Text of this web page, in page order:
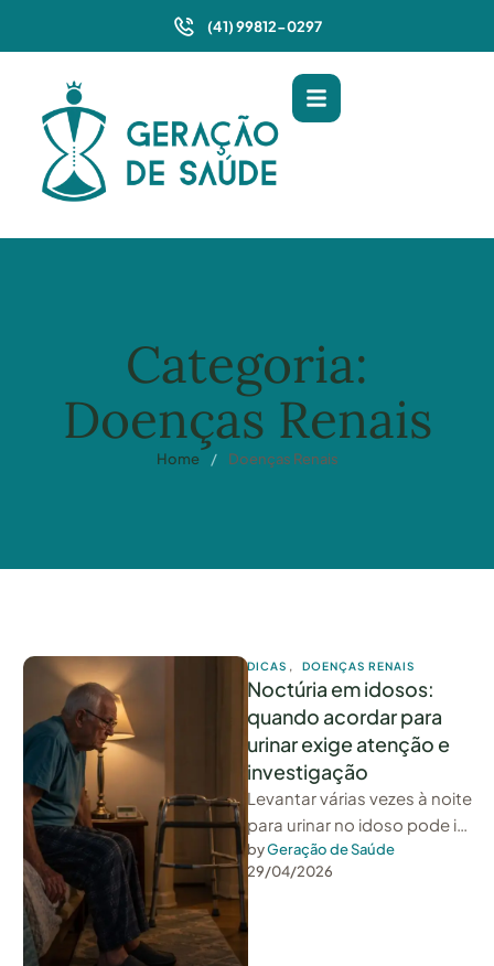
(41) 99812-0297
Categoria:
Doenças Renais
Home / Doenças Renais
DICAS , DOENÇAS RENAIS
Noctúria em idosos:
quando acordar para
urinar exige atenção e
investigação
Levantar várias vezes à noite
para urinar no idoso pode ir
muito além de um
desconforto comum.
Quando …
by Geração de Saúde
29/04/2026